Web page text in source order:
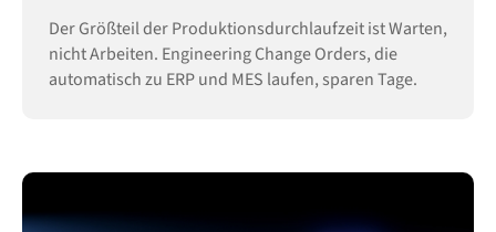
Der Größteil der Produktionsdurchlaufzeit ist Warten,
nicht Arbeiten. Engineering Change Orders, die
automatisch zu ERP und MES laufen, sparen Tage.